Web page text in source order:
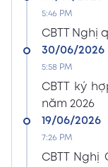
5:46 PM
CBTT Nghị
30/06/2026
5:58 PM
CBTT ký
năm 2026
19/06/2026
7:26 PM
CBTT Nghị